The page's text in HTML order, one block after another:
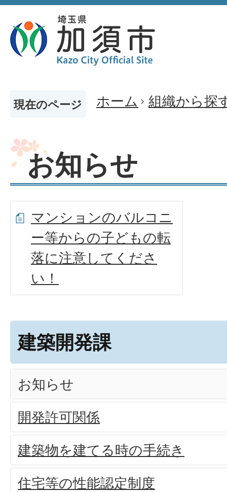
現在のページ ホーム 組織から探
お知らせ
マンションのバルコニ
ー等からの子どもの転
落に注意してくださ
い！
建築開発課
お知らせ
開発許可関係
建築物を建てる時の手続き
住宅等の性能認定制度